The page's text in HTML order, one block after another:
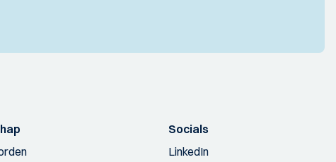
Socials
LinkedIn